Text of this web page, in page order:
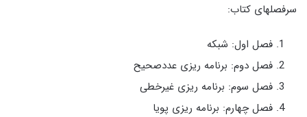
سرفصلهای کتاب:
فصل اول: شبکه
فصل دوم: برنامه ریزی عددصحیح
فصل سوم: برنامه ریزی غیرخطی
فصل چهارم: برنامه ریزی پویا